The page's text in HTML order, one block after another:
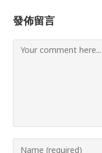
發佈留言
Comment
Enter